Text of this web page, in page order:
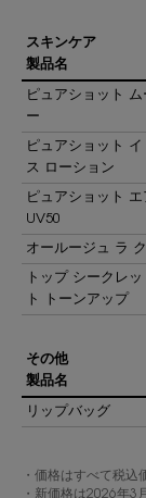
スキンケア
製品名
ピュアショット
ー
ピュアショット
ス ローション
ピュアショット エ
UV50
オールージュ ラ
トップ シークレ
ト トーンアップ
その他
製品名
リップバッグ
・価格はすべて税込
・新価格は2026年3